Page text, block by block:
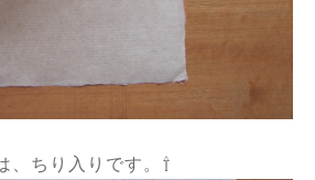
、ちり入りです。⇧